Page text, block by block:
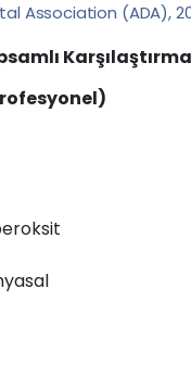
Association (ADA),
Karşılaştırma